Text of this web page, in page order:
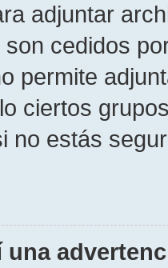
adjuntar
cedidos
permite
ciertos
no estás
una